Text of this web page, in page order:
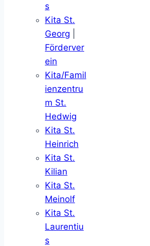
s
Kita St.
Georg
Förderver
ein
Kita/Famil
ienzentru
m St.
Hedwig
Kita St.
Heinrich
Kita St.
Kilian
Kita St.
Meinolf
Kita St.
Laurentiu
s